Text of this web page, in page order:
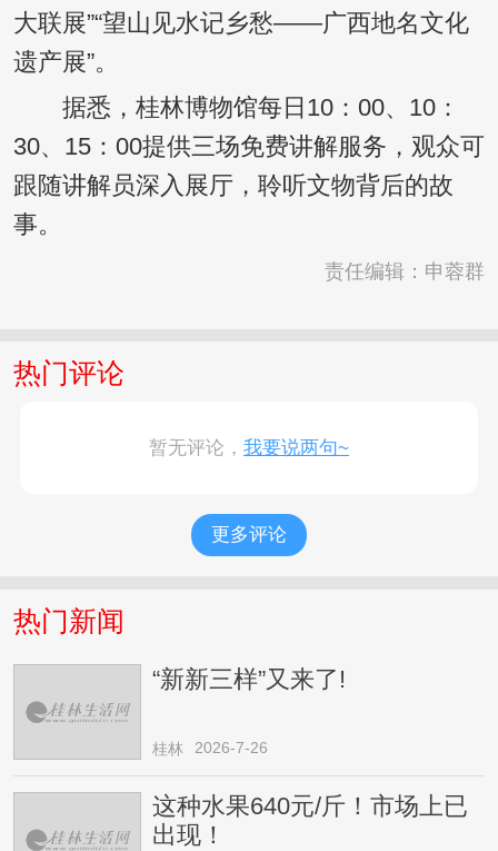
大联展”“望山见水记乡愁——广西地名文化
遗产展”。
据悉，桂林博物馆每日10：00、10：
30、15：00提供三场免费讲解服务，观众可
跟随讲解员深入展厅，聆听文物背后的故
事。
责任编辑：申蓉群
热门评论
暂无评论， 我要说两句~
更多评论
热门新闻
“新新三样”又来了!
桂林 2026-7-26
这种水果640元/斤！市场上已
出现！